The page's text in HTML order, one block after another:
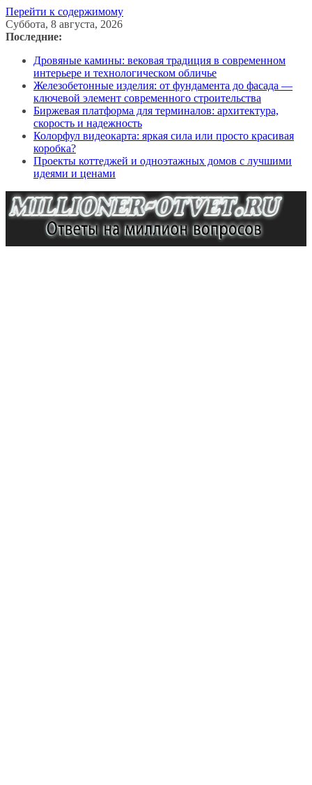
Перейти к содержимому
Суббота, 8 августа, 2026
Последние:
Дровяные камины: вековая традиция в современном
интерьере и технологическом обличье
Железобетонные изделия: от фундамента до фасада —
ключевой элемент современного строительства
Биржевая платформа для терминалов: архитектура,
скорость и надежность
Колорфул видеокарта: яркая сила или просто красивая
коробка?
Проекты коттеджей и одноэтажных домов с лучшими
идеями и ценами